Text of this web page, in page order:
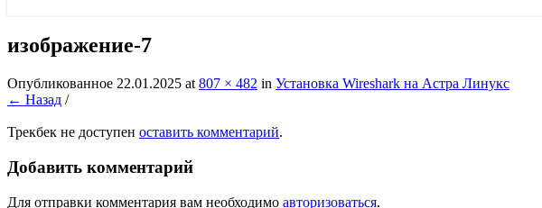
изображение-7
Опубликованное 22.01.2025 at 807 × 482 in Установка Wireshark на Астра Линукс
← Назад /
Трекбек не доступен оставить комментарий.
Добавить комментарий
Для отправки комментария вам необходимо авторизоваться.